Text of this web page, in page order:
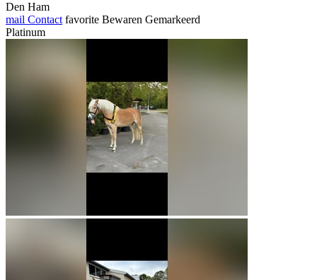
Den Ham
mail Contact favorite Bewaren Gemarkeerd
Platinum